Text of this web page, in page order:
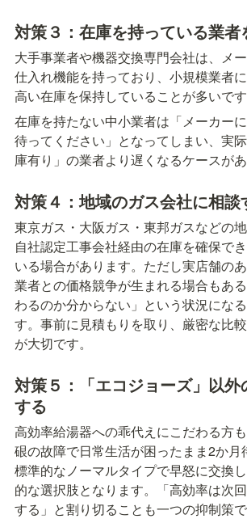
対策３：在庫を持っている業者
大手事業者や機器交換専門会社は、メ
仕入れ機能を持っており、小規模業者
高い在庫を保持していることが多いです
在庫を持たない中小業者は「メーカー
待ってください」となってしまい、実
庫有り」の業者より遅くなるケースがあ
対策４：地域のガス会社に相談
東京ガス・大阪ガス・東邦ガスなどの地
自社認定工事会社経由の在庫を確保で
いる場合があります。ただし実店舗の
業者との価格競争が生まれる場合もあ
わるのか分からない」という状況にな
す。事前に見積もりを取り、厳密な比
が大切です。
対策５：「エコジョーズ」以
する
高効率給湯器への乖代えにこだわる方
硍の故障で日常生活が困ったまま2か月
標準的なノーマルタイプで早怒に交換
的な選択肢となります。「高効率は次
する」と割り切ることも一つの抑制策で